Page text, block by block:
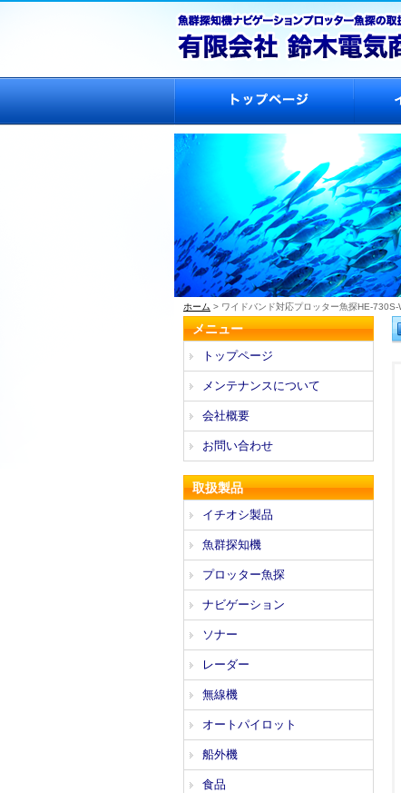
ホーム > ワイドバンド対応プロッター魚探HE-730S-
メニュー
トップページ
メンテナンスについて
会社概要
お問い合わせ
取扱製品
イチオシ製品
魚群探知機
プロッター魚探
ナビゲーション
ソナー
レーダー
無線機
オートパイロット
船外機
食品